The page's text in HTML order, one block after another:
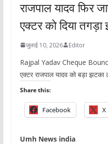
राजपाल यादव फिर
एक्टर को दिया
जुलाई 10, 2026 Editor
Rajpal Yadav Cheque
एक्टर राजपाल यादव को बड़ा झटका
Share this:
Facebook X
Umh News india